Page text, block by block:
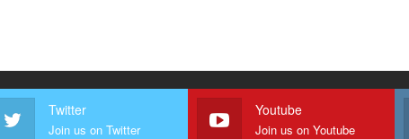
Twitter
Join us on Twitter
Youtube
Join us on Youtube